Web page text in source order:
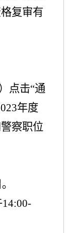
复审有
） 点击“通
年度
察职位
。
14:00-